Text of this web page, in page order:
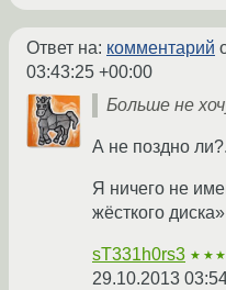
Ответ на: комментарий
03:43:25 +00:00
Больше не
А не поздно
Я ничего не
жёсткого
sT331h0rs3
29.10.2013